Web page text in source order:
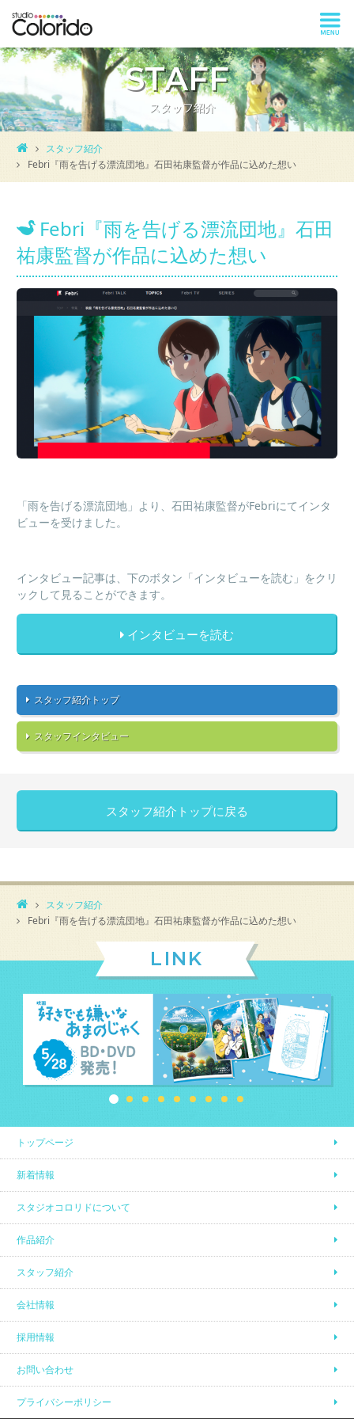
STAFF
スタッフ紹介
スタッフ紹介
Febri『雨を告げる漂流団地』石田祐康監督が作品に込めた想い
Febri『雨を告げる漂流団地』石田
祐康監督が作品に込めた想い
「雨を告げる漂流団地」より、石田祐康監督がFebriにてインタ
ビューを受けました。
インタビュー記事は、下のボタン「インタビューを読む」をクリ
ックして見ることができます。
インタビューを読む
スタッフ紹介トップ
スタッフインタビュー
スタッフ紹介トップに戻る
スタッフ紹介
Febri『雨を告げる漂流団地』石田祐康監督が作品に込めた想い
LINK
トップページ
新着情報
スタジオコロリドについて
作品紹介
スタッフ紹介
会社情報
採用情報
お問い合わせ
プライバシーポリシー